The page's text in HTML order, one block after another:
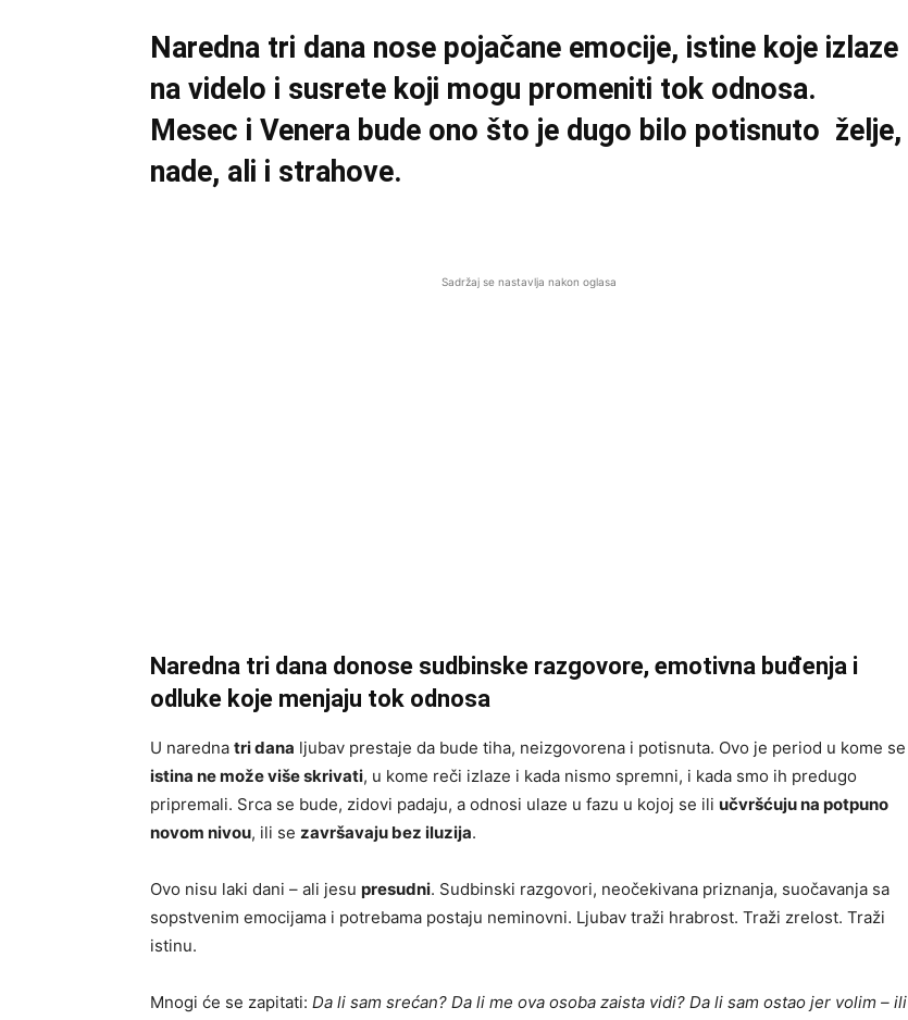
Naredna tri dana nose pojačane emocije, istine koje izlaze
na videlo i susrete koji mogu promeniti tok odnosa.
Mesec i Venera bude ono što je dugo bilo potisnuto želje,
nade, ali i strahove.
Sadržaj se nastavlja nakon oglasa
Naredna tri dana donose sudbinske razgovore, emotivna buđenja i
odluke koje menjaju tok odnosa
U naredna tri dana ljubav prestaje da bude tiha, neizgovorena i potisnuta. Ovo je period u kome se
istina ne može više skrivati, u kome reči izlaze i kada nismo spremni, i kada smo ih predugo
pripremali. Srca se bude, zidovi padaju, a odnosi ulaze u fazu u kojoj se ili učvršćuju na potpuno
novom nivou, ili se završavaju bez iluzija.
Ovo nisu laki dani – ali jesu presudni. Sudbinski razgovori, neočekivana priznanja, suočavanja sa
sopstvenim emocijama i potrebama postaju neminovni. Ljubav traži hrabrost. Traži zrelost. Traži
istinu.
Mnogi će se zapitati: Da li sam srećan? Da li me ova osoba zaista vidi? Da li sam ostao jer volim – ili